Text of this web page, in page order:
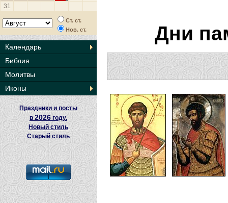
31
Ст. ст.
Нов. ст.
Календарь
Библия
Молитвы
Иконы
Праздники и посты
в2026 году.
Новый стиль
Старый стиль
Дни